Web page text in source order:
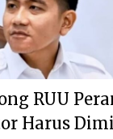
RUU
Harus